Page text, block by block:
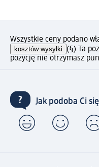
Wszystkie ceny podano
kosztów wysyłki (§) Ta
pozycję nie otrzymasz
Jak podoba Ci